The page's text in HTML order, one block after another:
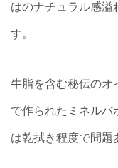
はのナチュラル感溢
す。
牛脂を含む秘伝のオ
で作られたミネルバ
は乾拭き程度で問題